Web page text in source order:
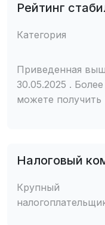
Рейтинг
Категория
Приведенная
30.05.2025 .
можете получить
Налоговый
Крупный